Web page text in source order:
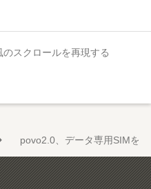
スクロールを再現する
povo2.0、データ専用SIMを